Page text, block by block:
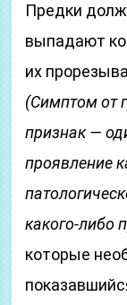
Предки
выпадают
их
(Симптом от
признак —
проявление
какого-либо
которые